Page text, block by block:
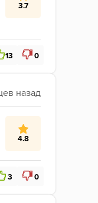
3.7
13 0
4.8
3 0